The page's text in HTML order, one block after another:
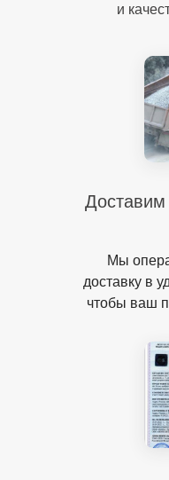
и
Доставим
Мы
доставку в
чтобы ваш